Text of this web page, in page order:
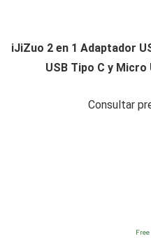
iJiZuo 2 en 1 Adaptador
USB Tipo C y Micro
Consultar